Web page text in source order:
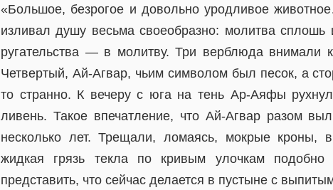
«Большое, безрогое и довольно уродливое
изливал душу весьма своеобразно: молитва сплошь
ругательства — в молитву. Три верблюда внимали
Четвертый, Ай-Агвар, чьим символом был песок, а
то странно. К вечеру с юга на тень Ар-Аяфы
ливень. Такое впечатление, что Ай-Агвар разом
несколько лет. Трещали, ломаясь, мокрые кроны,
жидкая грязь текла по кривым улочкам
представить, что сейчас делается в пустыне с